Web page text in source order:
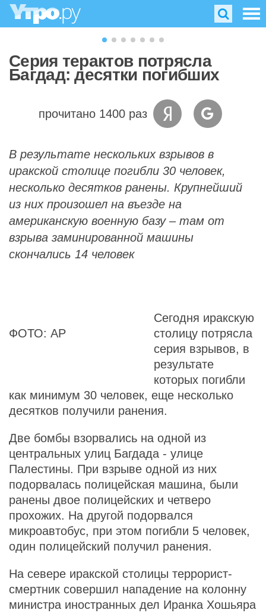
Серия терактов потрясла
Багдад: десятки погибших
прочитано 1400 раз
В результате нескольких взрывов в
иракской столице погибли 30 человек,
несколько десятков ранены. Крупнейший
из них произошел на въезде на
американскую военную базу – там от
взрыва заминированной машины
скончались 14 человек
ФОТО: АР
Сегодня иракскую
столицу потрясла
серия взрывов, в
результате
которых погибли
как минимум 30 человек, еще несколько
десятков получили ранения.
Две бомбы взорвались на одной из
центральных улиц Багдада - улице
Палестины. При взрыве одной из них
подорвалась полицейская машина, были
ранены двое полицейских и четверо
прохожих. На другой подорвался
микроавтобус, при этом погибли 5 человек,
один полицейский получил ранения.
На севере иракской столицы террорист-
смертник совершил нападение на колонну
министра иностранных дел Иранка Хошьяра